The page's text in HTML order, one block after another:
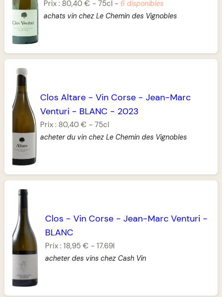
Prix : 80,40 € - 75cl- 6 disponibles
achats vin chez Le Chemin des Vignobles
Clos Altare- Vin Corse- Jean-Marc
Venturi - BLANC - 2023
Prix : 80,40 € - 75cl
acheter du vin chez Le Chemin des Vignobles
Clos -Vin Corse -Jean-Marc Venturi -
BLANC
Prix :18,95 € -17.69l
acheter des vins chez Cash Vin